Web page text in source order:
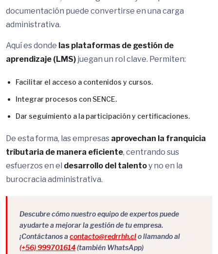
documentación puede convertirse en una carga
administrativa.
Aquí es donde las plataformas de gestión de
aprendizaje (LMS) juegan un rol clave. Permiten:
Facilitar el acceso a contenidos y cursos.
Integrar procesos con SENCE.
Dar seguimiento a la participación y certificaciones.
De esta forma, las empresas aprovechan la franquicia
tributaria de manera eficiente, centrando sus
esfuerzos en el desarrollo del talentoy no en la
burocracia administrativa.
Descubre cómo nuestro equipo de expertos puede
ayudarte a mejorar la gestión de tu empresa.
¡Contáctanos acontacto@redrrhh.clo llamando al
(+56) 999701614(también WhatsApp)